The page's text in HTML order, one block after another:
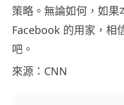
策略。無論如何，如果
Facebook 的用家，相
吧。
來源：CNN